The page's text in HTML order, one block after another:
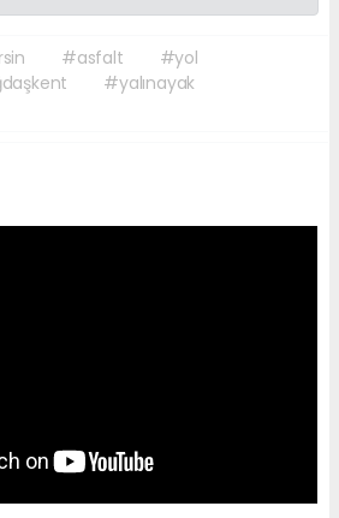
#asfalt
#yol
#yalınayak